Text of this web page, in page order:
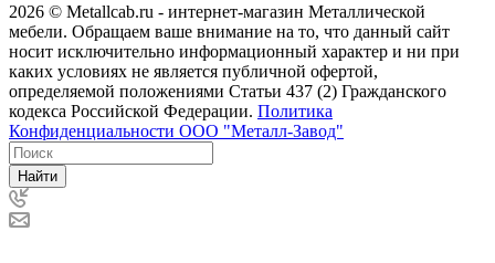
2026 © Metallcab.ru - интернет-магазин Металлической
мебели. Обращаем ваше внимание на то, что данный сайт
носит исключительно информационный характер и ни при
каких условиях не является публичной офертой,
определяемой положениями Статьи 437 (2) Гражданского
кодекса Российской Федерации. Политика
Конфиденциальности ООО "Металл-Завод"
Найти